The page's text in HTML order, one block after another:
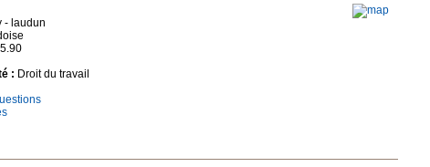
- laudun
: Droit du travail